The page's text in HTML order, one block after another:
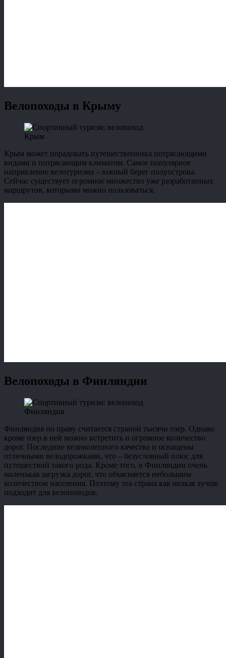
Велопоходы в Крыму
Крым
Крым может порадовать путешественника потрясающими
видами и потрясающим климатом. Самое популярное
направление велотуризма – южный берег полуострова.
Сейчас существует огромное множество уже разработанных
маршрутов, которыми можно пользоваться.
Велопоходы в Финляндии
Финляндия
Финляндия по праву считается страной тысячи озер. Однако
кроме озер в ней можно встретить и огромное количество
дорог. Последние великолепного качества и оснащены
отличными велодорожками, что – безусловный плюс для
путешествий такого рода. Кроме того, в Финляндии очень
маленькая загрузка дорог, что объясняется небольшим
количеством населения. Поэтому эта страна как нельзя лучше
подходит для велопоходов.